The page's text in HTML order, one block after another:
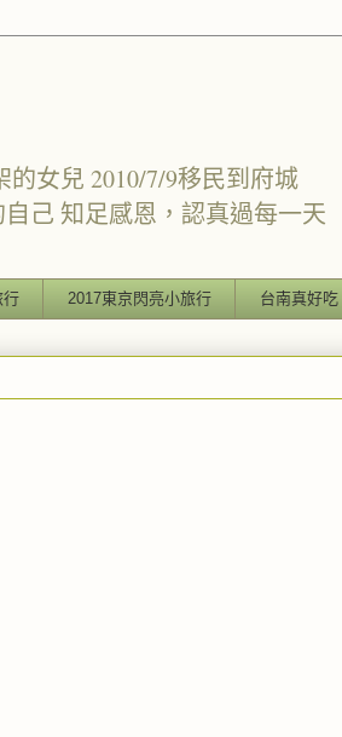
女兒 2010/7/9移民到府城
己 知足感恩，認真過每一天
行 2017東京閃亮小旅行 台南真好吃